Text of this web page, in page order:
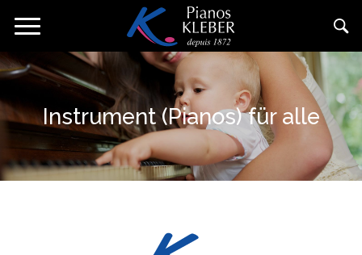
zum Navigation
Instrument (Pianos) für alle